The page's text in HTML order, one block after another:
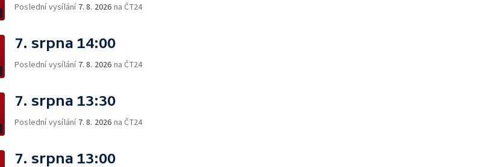
Poslední vysílání 7. 8. 2026 na ČT24
7. srpna 14:00
Poslední vysílání 7. 8. 2026 na ČT24
7. srpna 13:30
Poslední vysílání 7. 8. 2026 na ČT24
7. srpna 13:00